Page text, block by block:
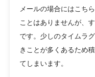
メールの場合にはこち
ことはありませんが、
です。少しのタイムラ
きことが多くあるため
てしまいます。